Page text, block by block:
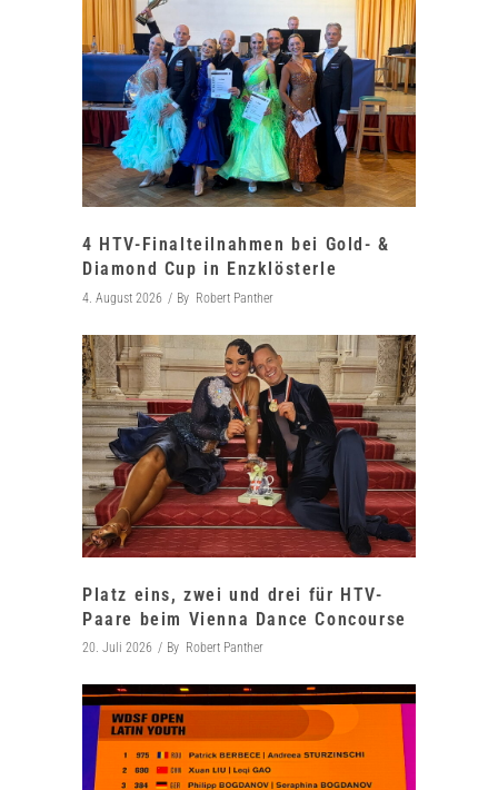
4 HTV-Finalteilnahmen bei Gold- &
Diamond Cup in Enzklösterle
4. August 2026 By Robert Panther
Platz eins, zwei und drei für HTV-
Paare beim Vienna Dance Concourse
20. Juli 2026 By Robert Panther